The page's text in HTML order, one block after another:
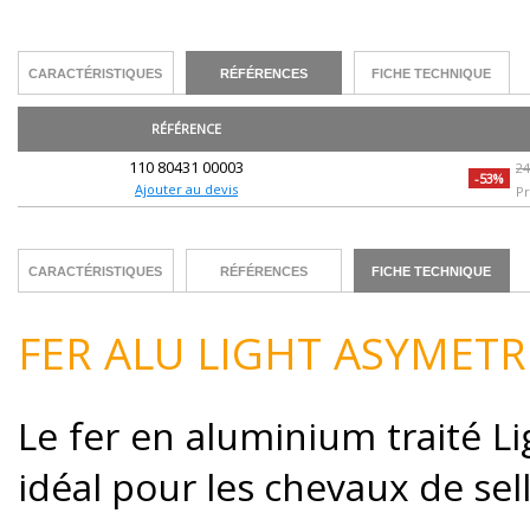
CARACTÉRISTIQUES RÉFÉRENCES FICHE TECHNIQUE
RÉFÉRENCE
110 80431 00003
Ajouter au devis
-53%
CARACTÉRISTIQUES RÉFÉRENCES FICHE TECHNIQUE
FER ALU LIGHT
Le fer en aluminium traité
idéal pour les chevaux de